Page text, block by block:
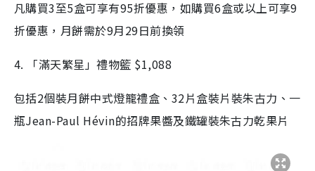
凡購買3至5盒可享有95折優惠，如購買6盒或以上可享9
折優惠，月餅需於9月29日前換領
4. 「滿天繁星」禮物籃 $1,088
包括2個裝月餅中式燈籠禮盒、32片盒裝片裝朱古力、一
瓶Jean-Paul Hévin的招牌果醬及鐵罐裝朱古力乾果片